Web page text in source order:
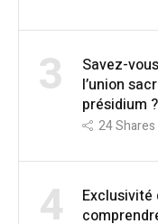
3
Savez-
l’union
présidium ?
24Shares
4
Exclusivité